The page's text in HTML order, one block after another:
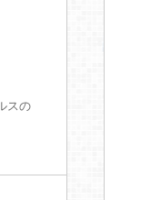
スの